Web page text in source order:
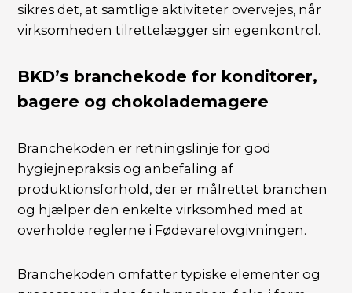
sikres det, at samtlige aktiviteter overvejes, når
virksomheden tilrettelægger sin egenkontrol.
BKD’s branchekode for konditorer,
bagere og chokolademagere
Branchekoden er retningslinje for god
hygiejnepraksis og anbefaling af
produktionsforhold, der er målrettet branchen
og hjælper den enkelte virksomhed med at
overholde reglerne i Fødevarelovgivningen.
Branchekoden omfatter typiske elementer og